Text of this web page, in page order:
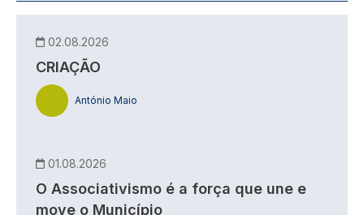
02.08.2026
CRIAÇÃO
António Maio
01.08.2026
O Associativismo é a força que une e
move o Município